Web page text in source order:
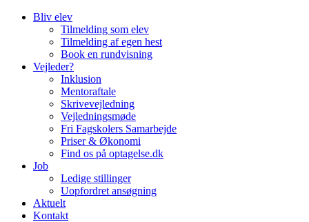
Bliv elev
Tilmelding som elev
Tilmelding af egen hest
Book en rundvisning
Vejleder?
Inklusion
Mentoraftale
Skrivevejledning
Vejledningsmøde
Fri Fagskolers Samarbejde
Priser & Økonomi
Find os på optagelse.dk
Job
Ledige stillinger
Uopfordret ansøgning
Aktuelt
Kontakt